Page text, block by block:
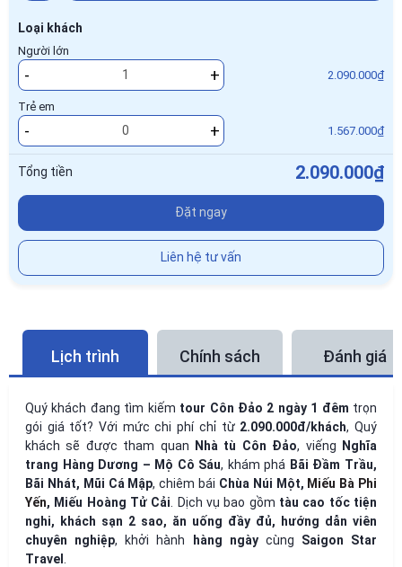
Loại khách
Người lớn
- + 2.090.000₫
Trẻ em
- + 1.567.000₫
Tổng tiền 2.090.000₫
Đặt ngay
Liên hệ tư vấn
Lịch trình Chính sách Đánh giá
Quý khách đang tìm kiếm tour Côn Đảo 2 ngày 1 đêm trọn
gói giá tốt? Với mức chi phí chỉ từ 2.090.000đ/khách, Quý
khách sẽ được tham quan
Nhà tù Côn Đảo, viếng
Nghĩa
trang Hàng Dương – Mộ Cô Sáu, khám phá Bãi Đầm Trầu,
Bãi Nhát, Mũi Cá Mập, chiêm bái Chùa Núi Một, Miếu Bà Phi
Yến, Miếu Hoàng Tử Cải . Dịch vụ bao gồm tàu cao tốc tiện
nghi, khách sạn 2 sao, ăn uống đầy đủ, hướng dẫn viên
chuyên nghiệp, khởi hành hàng ngàycùng Saigon Star
Travel